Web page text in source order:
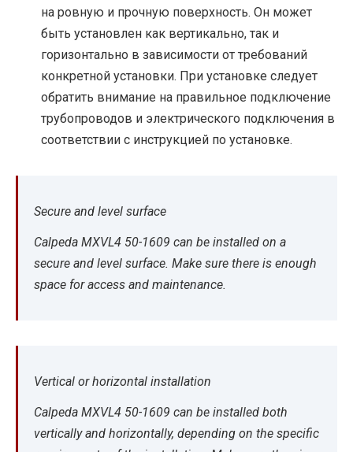
на ровную и прочную поверхность. Он может
быть установлен как вертикально, так и
горизонтально в зависимости от требований
конкретной установки. При установке следует
обратить внимание на правильное подключение
трубопроводов и электрического подключения в
соответствии с инструкцией по установке.
Secure and level surface
Calpeda MXVL4 50-1609 can be installed on a
secure and level surface. Make sure there is enough
space for access and maintenance.
Vertical or horizontal installation
Calpeda MXVL4 50-1609 can be installed both
vertically and horizontally, depending on the specific